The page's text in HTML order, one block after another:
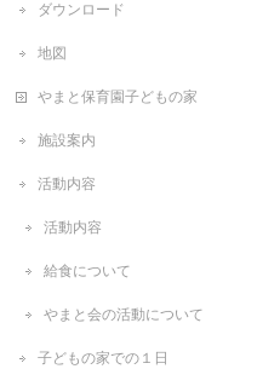
ダウンロード
地図
やまと保育園子どもの家
施設案内
活動内容
活動内容
給食について
やまと会の活動について
子どもの家での１日